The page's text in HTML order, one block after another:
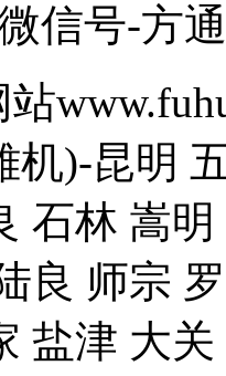
信号-方
站
机)-昆明
石林 嵩
良 师宗
盐津 大